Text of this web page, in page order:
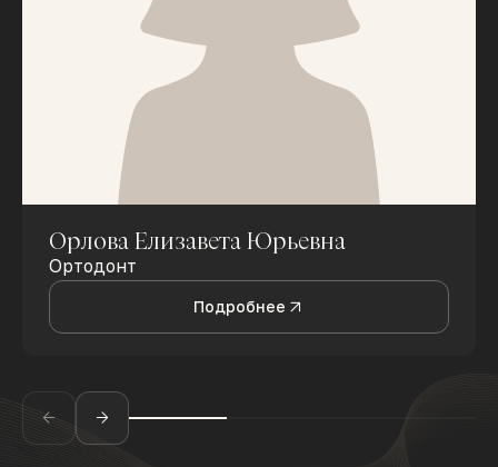
Орлова Елизавета Юрьевна
Ортодонт
Подробнее